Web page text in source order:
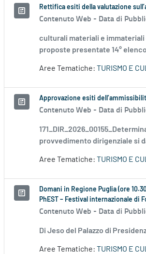
Rettifica esiti della valutazione
Contenuto Web - Data di
culturali materiali e
proposte presentate 14°
Aree Tematiche: TURISMO E
Approvazione esiti
Contenuto Web - Data di
provvedimento dirigenziale si
Aree Tematiche: TURISMO E
Domani in Regione Puglia (ore
PhEST – Festival internazionale di
Contenuto Web - Data di
Di Jeso del Palazzo di
Aree Tematiche: TURISMO E